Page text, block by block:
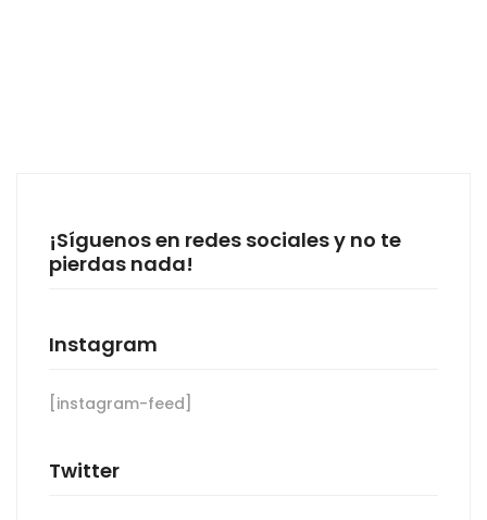
¡Síguenos en redes sociales y no te
pierdas nada!
Instagram
[instagram-feed]
Twitter